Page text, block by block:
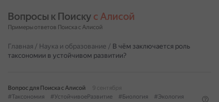
Вопросы к Поиску с Алисой
Примеры ответов Поиска с Алисой
Главная / Наука и образование / В чём заключается роль
таксономии в устойчивом развитии?
Вопрос для Поиска с Алисой
9 сентября
#Таксономия
#УстойчивоеРазвитие #Биология
#Экология